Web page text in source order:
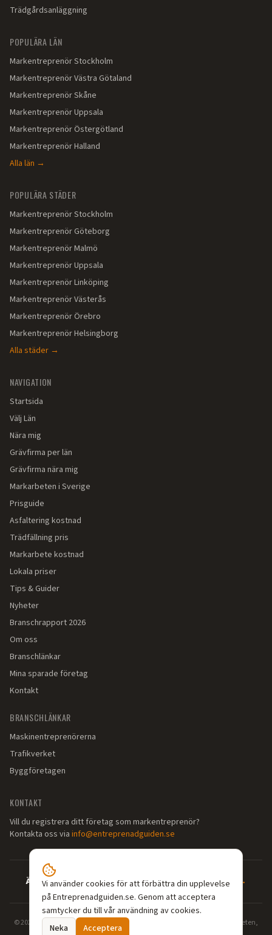
Trädgårdsanläggning
POPULÄRA LÄN
MarkentreprenörStockholm
MarkentreprenörVästra Götaland
MarkentreprenörSkåne
MarkentreprenörUppsala
MarkentreprenörÖstergötland
MarkentreprenörHalland
Alla län →
POPULÄRA STÄDER
MarkentreprenörStockholm
MarkentreprenörGöteborg
MarkentreprenörMalmö
MarkentreprenörUppsala
MarkentreprenörLinköping
MarkentreprenörVästerås
MarkentreprenörÖrebro
MarkentreprenörHelsingborg
Alla städer →
NAVIGATION
Startsida
Välj Län
Nära mig
Grävfirma per län
Grävfirma nära mig
Markarbeten i Sverige
Prisguide
Asfaltering kostnad
Trädfällning pris
Markarbete kostnad
Lokala priser
Tips & Guider
Nyheter
Branschrapport 2026
Om oss
Branschlänkar
Mina sparade företag
Kontakt
BRANSCHLÄNKAR
Maskinentreprenörerna
Trafikverket
Byggföretagen
KONTAKT
Vill du registrera ditt företag som markentreprenör?
Kontakta oss via info@entreprenadguiden.se
Är du markentreprenör?—Syns där dina kunder söker →
©2026
Entreprenadguiden.se — Din guide till markentreprenörer. Grävarbeten,
dränering, enskilt avlopp, schaktning och markarbeten i hela Sverige.
Vi använder cookies för att förbättra din upplevelse
på Entreprenadguiden.se. Genom att acceptera
samtycker du till vår användning av cookies.
Neka
Acceptera